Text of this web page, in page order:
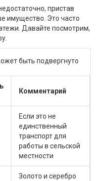
пристав
имущество. Это часто
Давайте посмотрим,
быть подвергнуто
Комментарий
Если это не
единственный
транспорт для
работы в сельской
местности
Золото и серебро